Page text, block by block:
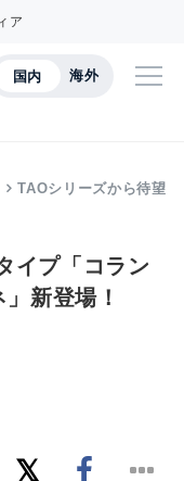
ア
国内 海外
TAOシリーズから待望
イプ「コラン
新登場！